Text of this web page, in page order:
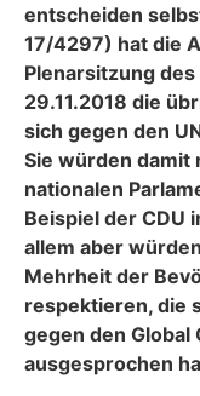
entscheiden
17/4297) hat die
Plenarsitzung
29.11.2018 die
sich gegen den
Sie würden damit
nationalen
Beispiel der CDU
allem aber
Mehrheit der
respektieren, die
gegen den
ausgesprochen